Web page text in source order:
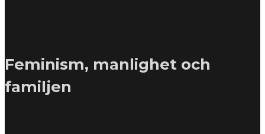
Feminism, manlighet och
familjen